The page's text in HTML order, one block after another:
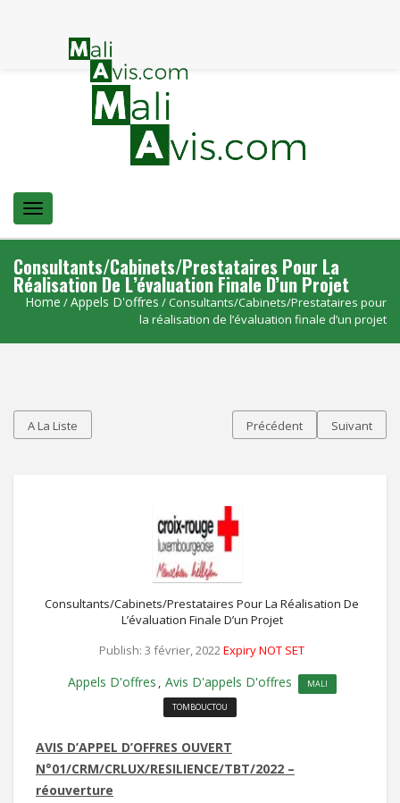
Menu
Consultants/Cabinets/Prestataires Pour La
Réalisation De L’évaluation Finale D’un Projet
Home /Appels D'offres / Consultants/Cabinets/Prestataires pour
la réalisation de l’évaluation finale d’un projet
A La Liste Précédent Suivant
Consultants/Cabinets/Prestataires Pour La Réalisation De
L’évaluation Finale D’un Projet
Publish: 3 février, 2022 Expiry NOT SET
Appels D'offres Avis D'appels D'offres
MALI
TOMBOUCTOU
AVIS D’APPEL D’OFFRES OUVERT
N°01/CRM/CRLUX/RESILIENCE/TBT/2022 –
réouverture